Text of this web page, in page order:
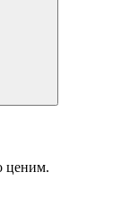
ценим.